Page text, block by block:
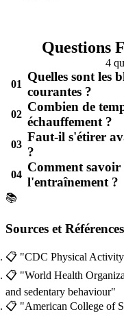
Questions
4
01
Quelles sont les
courantes ?
02
Combien de
échauffement ?
03
Faut-il s'étirer
?
04
Comment
l'entraînement ?
📚
Sources et Références
📋 "CDC Physical
📋 "World Health
and sedentary behaviour"
📋 "American College of